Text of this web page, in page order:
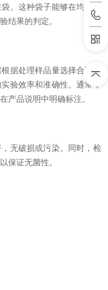
。这种袋子能够在均质的
结果的判定。
据处理样品量选择合适的
验效率和准确性。通常，
产品说明中明确标注。
无破损或污染。同时，检
保证无菌性。